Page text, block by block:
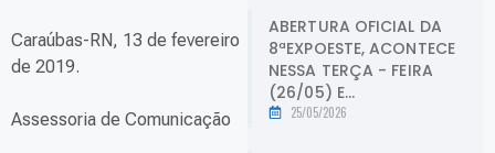
Caraúbas-RN, 13 de fevereiro
de 2019.
Assessoria de Comunicação
ABERTURA OFICIAL DA
8ªEXPOESTE, ACONTECE
NESSA TERÇA - FEIRA
(26/05) E...
25/05/2026